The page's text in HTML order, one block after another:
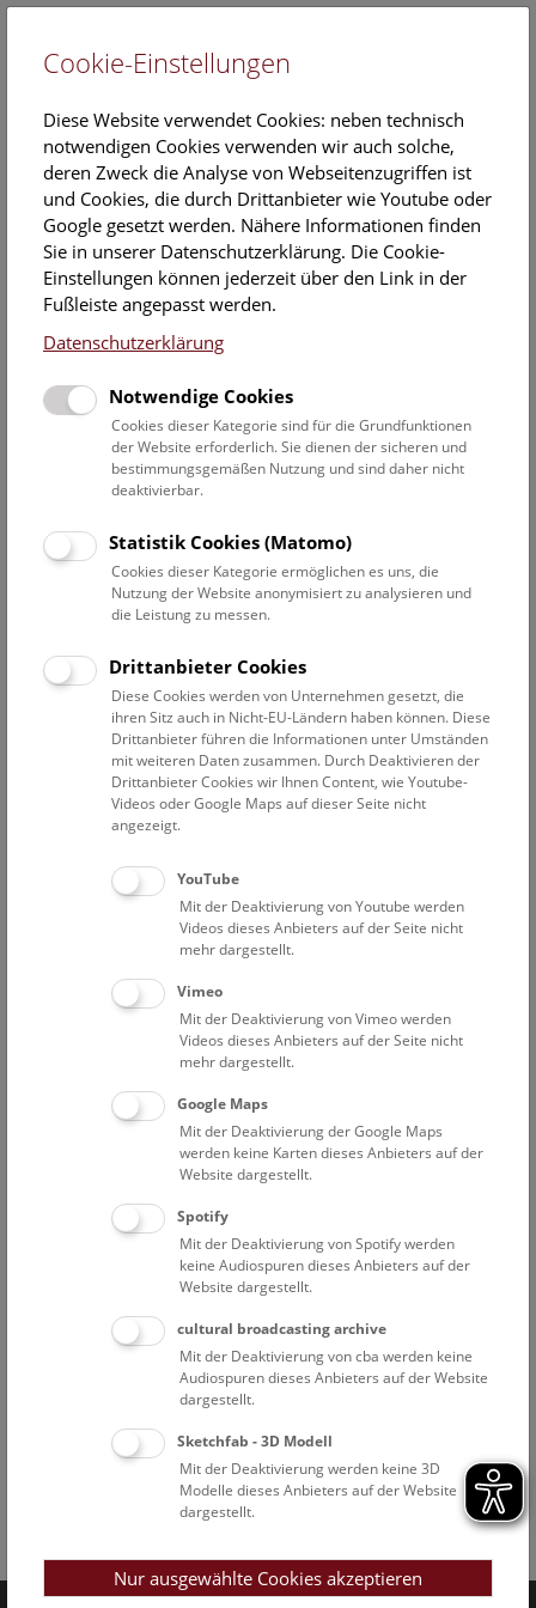
EN
Veranstaltungskalender
Informationen zu Gruppen,- Kindergarten- und
Schulprogrammen finden Siehier
Datumsfilter
4.12.2023
Datum auswählen
Erweiterte Suche
Filter zurücksetzen
4. Dezember 2023
Bisher keine Ergebnisse. Dienstags ist das NHM Wien
in der Regel geschlossen. Ausnahmen finden sie
Eine Nacht im Museum
Cookie-Einstellungen
Diese Website verwendet Cookies: neben technisch
notwendigen Cookies verwenden wir auch solche,
deren Zweck die Analyse von Webseitenzugriffen ist
und Cookies, die durch Drittanbieter wie Youtube oder
Google gesetzt werden. Nähere Informationen finden
Sie in unserer Datenschutzerklärung. Die Cookie-
Einstellungen können jederzeit über den Link in der
Fußleiste angepasst werden.
Datenschutzerklärung
Notwendige Cookies
Cookies dieser Kategorie sind für die Grundfunktionen
der Website erforderlich. Sie dienen der sicheren und
bestimmungsgemäßen Nutzung und sind daher nicht
deaktivierbar.
Statistik Cookies (Matomo)
Cookies dieser Kategorie ermöglichen es uns, die
Nutzung der Website anonymisiert zu analysieren und
die Leistung zu messen.
Drittanbieter Cookies
Diese Cookies werden von Unternehmen gesetzt, die
ihren Sitz auch in Nicht-EU-Ländern haben können. Diese
Drittanbieter führen die Informationen unter Umständen
mit weiteren Daten zusammen. Durch Deaktivieren der
Drittanbieter Cookies wir Ihnen Content, wie Youtube-
Videos oder Google Maps auf dieser Seite nicht
angezeigt.
YouTube
Mit der Deaktivierung von Youtube werden
Videos dieses Anbieters auf der Seite nicht
mehr dargestellt.
Vimeo
Mit der Deaktivierung von Vimeo werden
Videos dieses Anbieters auf der Seite nicht
mehr dargestellt.
Google Maps
Mit der Deaktivierung der Google Maps
werden keine Karten dieses Anbieters auf der
Website dargestellt.
Spotify
Mit der Deaktivierung von Spotify werden
keine Audiospuren dieses Anbieters auf der
Website dargestellt.
cultural broadcasting archive
Mit der Deaktivierung von cba werden keine
Audiospuren dieses Anbieters auf der Website
dargestellt.
Sketchfab - 3D Modell
Mit der Deaktivierung werden keine 3D
Modelle dieses Anbieters auf der Website
dargestellt.
Nur ausgewählte Cookies akzeptieren